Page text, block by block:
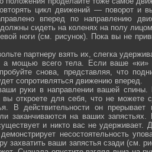
цикл движений — поворот и
вперед по направлению
сидеть на коленях на полу
ноги (см. рисунок). Пока вы не
партнеру взять их, слегка
а мощью всего тела. Если ваше «ки»
снова, представляя, что
сопротивляться движению вперед.
руки в направлении вашей
откроете для себя, что не можете
В действительности он прерывает
заканчиваются на ваших
и никто вас не удерживает.
несостоятельность
захватить ваши запястья сзади (см.